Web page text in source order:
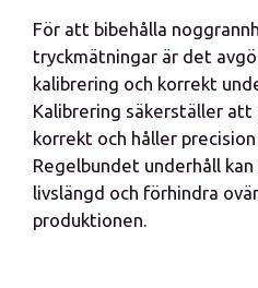
För att bibehålla
tryckmätningar är det
kalibrering och korrekt
Kalibrering säkerställer
korrekt och håller
Regelbundet underhåll
livslängd och förhindra
produktionen.